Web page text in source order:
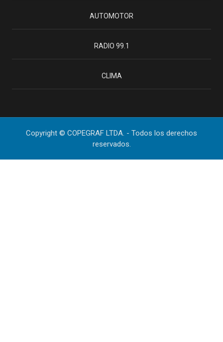
AUTOMOTOR
RADIO 99.1
CLIMA
Copyright © COPEGRAF LTDA. - Todos los derechos
reservados.